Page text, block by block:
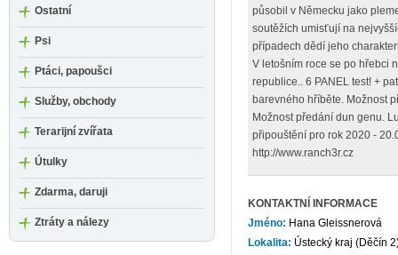
Ostatní
Psi
Ptáci, papoušci
Služby, obchody
Terarijní zvířata
Útulky
Zdarma, daruji
Ztráty a nálezy
působil v Německu jako
soutěžích umisťují na
případech dědí jeho
V letošním roce se po hřebci
republice.. 6 PANEL test! +
barevného hříběte. Možnost
Možnost předání dun genu.
připouštění pro rok 2020 -
http://www.ranch3r.cz
KONTAKTNÍ INFORMACE
Jméno: Hana Gleissnerová
Lokalita: Ústecký kraj (Děčín